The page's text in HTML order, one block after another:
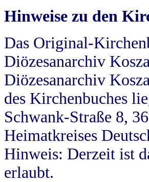
Hinweise zu den
Das Original-
Diözesanarchiv
Diözesanarchiv
des Kirchenbuches
Schwank-Straße 8,
Heimatkreises
Hinweis: Derzeit ist
erlaubt.